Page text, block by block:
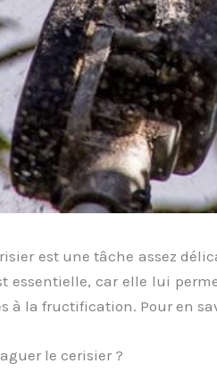
est une tâche assez
essentielle, car elle lui
à la fructification. Pour en
le cerisier ?